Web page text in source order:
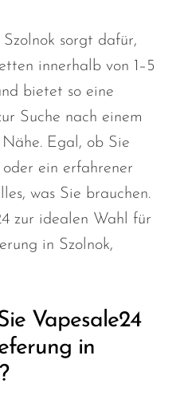
sorgt dafür,
innerhalb von 1–5
bietet so eine
Suche nach einem
Egal, ob Sie
ein erfahrener
was Sie brauchen.
zur idealen Wahl für
in Szolnok,
Vapesale24
in